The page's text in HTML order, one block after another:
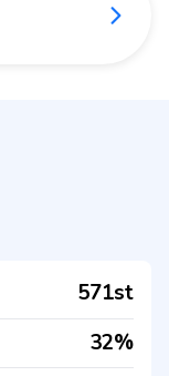
571st
32%